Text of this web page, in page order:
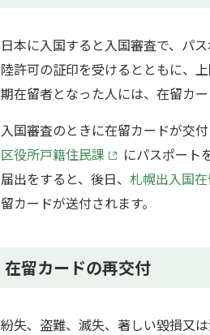
日本に入国すると入国審査で、パ
陸許可の証印を受けるとともに、
期在留者となった人には、在留カー
入国審査のときに在留カードが交付
区役所戸籍住民課
にパスポート
届出をすると、後日、 札幌出入国
留カードが送付されます。
在留カードの再交付
紛失、盗難、滅失、著しい毀損又